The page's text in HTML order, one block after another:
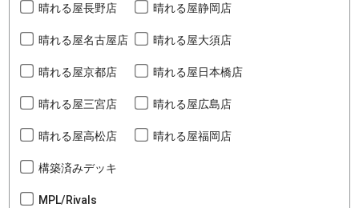
晴れる屋長野店 晴れる屋静岡店
晴れる屋名古屋店 晴れる屋大須店
晴れる屋京都店 晴れる屋日本橋店
晴れる屋三宮店 晴れる屋広島店
晴れる屋高松店 晴れる屋福岡店
構築済みデッキ
MPL/Rivals